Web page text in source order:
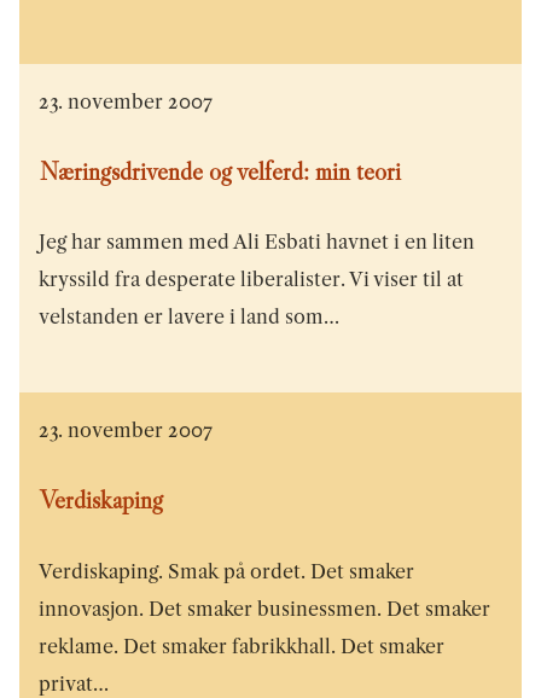
23. november 2007
Næringsdrivende og velferd: min teori
Jeg har sammen med Ali Esbati havnet i en liten
kryssild fra desperate liberalister. Vi viser til at
velstanden er lavere i land som…
23. november 2007
Verdiskaping
Verdiskaping. Smak på ordet. Det smaker
innovasjon. Det smaker businessmen. Det smaker
reklame. Det smaker fabrikkhall. Det smaker
privat…